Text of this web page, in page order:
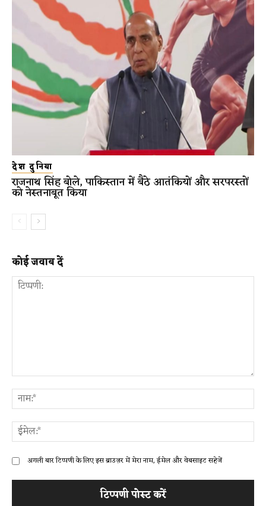
देश दुनिया
राजनाथ सिंह बोले, पाकिस्तान में बैठे आतंकियों और सरपरस्तों
को नेस्तनाबूत किया
कोई जवाब दें
अगली बार टिप्पणी के लिए इस ब्राउज़र में मेरा नाम, ईमेल और वेबसाइट सहेजें